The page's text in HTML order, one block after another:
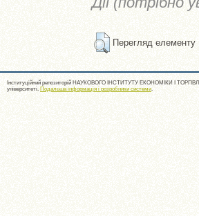
Перегляд елементу
Інституційний репозиторій НАУКОВОГО ІНСТИТУТУ ЕКОНОМІКИ І ТОРГІВЛІ
університеті. Подальша інформація і розробники системи